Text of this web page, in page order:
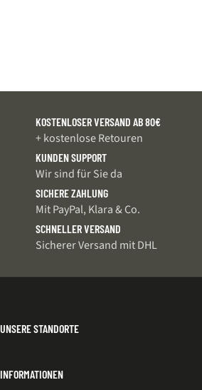
KOSTENLOSER VERSAND AB 80€
+ kostenlose Retouren
KUNDEN SUPPORT
Wir sind für Sie da
SICHERE ZAHLUNG
Mit PayPal, Klara & Co.
SCHNELLER VERSAND
Sicherer Versand mit DHL
UNSERE STANDORTE
INFORMATIONEN